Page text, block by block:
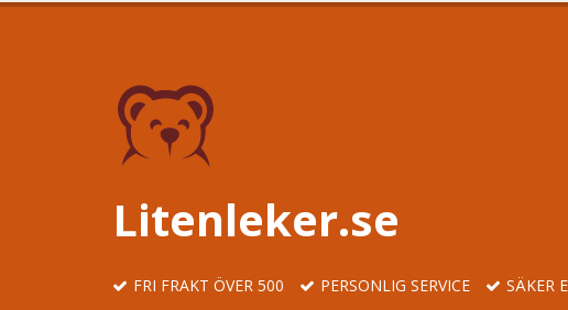
Litenleker.se
FRI FRAKT ÖVER 500 PERSONLIG SERVICE SÄKER